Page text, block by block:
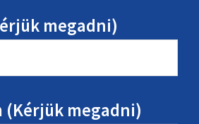
megadni)
(Kérjük megadni)